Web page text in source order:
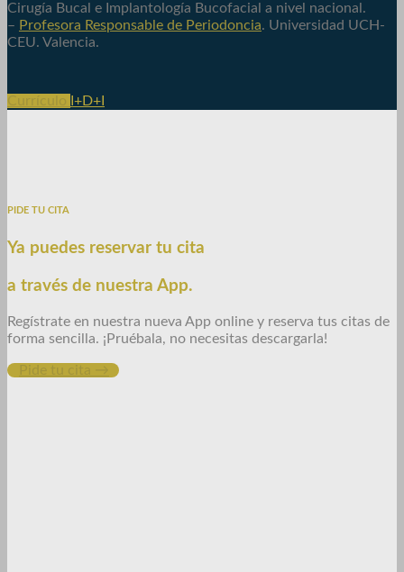
Cirugía Bucal e Implantología Bucofacial a nivel nacional.
– Profesora Responsable de Periodoncia. Universidad UCH-
CEU. Valencia.
Currículo I+D+I
PIDE TU CITA
Ya puedes reservar tu cita
a través de nuestra App.
Regístrate en nuestra nueva App online y reserva tus citas de
forma sencilla. ¡Pruébala, no necesitas descargarla!
Pide tu cita →